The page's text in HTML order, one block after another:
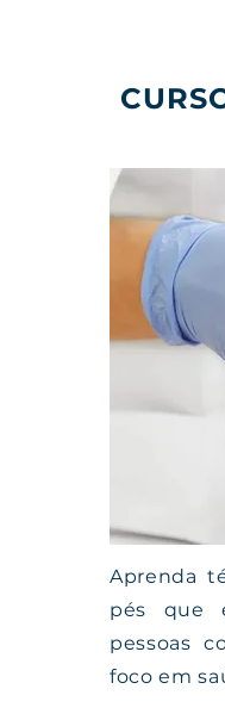
Aprenda
pés que
pessoas
foco em